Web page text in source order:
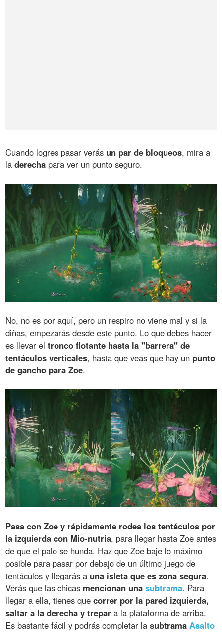
Cuando logres pasar verás un par de bloqueos, mira a
laderecha para ver un punto seguro.
No, no es por aquí, pero un respiro no viene mal y si la
diñas, empezarás desde este punto. Lo que debes hacer
es llevar eltronco flotante hasta la "barrera" de
tentáculos verticales, hasta que veas que hay un punto
de gancho para Zoe.
Pasa con Zoe y rápidamente rodea los tentáculos por
la izquierda con Mio-nutria, para llegar hasta Zoe antes
de que el palo se hunda. Haz que Zoe baje lo máximo
posible para pasar por debajo de un último juego de
tentáculos y llegarás a una isleta que es zona segura.
Verás que las chicas mencionan unasubtrama. Para
llegar a ella, tienes quecorrer por la pared izquierda,
saltar a la derecha y trepar a la plataforma de arriba.
Es bastante fácil y podrás completar lasubtramaAsalto